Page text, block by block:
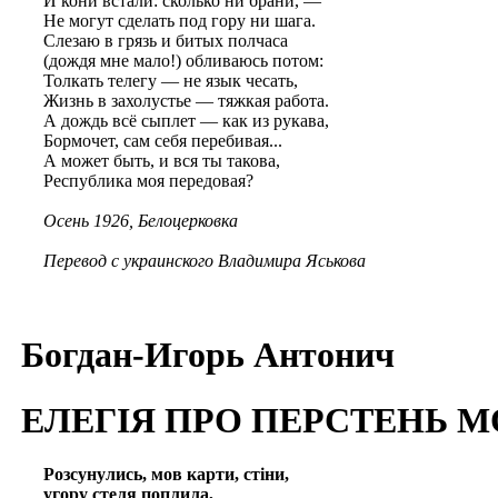
Не могут сделать под гору ни шага.
Слезаю в грязь и битых полчаса
(дождя мне мало!) обливаюсь потом:
Толкать телегу — не язык чесать,
Жизнь в захолустье — тяжкая работа.
А дождь всё сыплет — как из рукава,
Бормочет, сам себя перебивая...
А может быть, и вся ты такова,
Республика моя передовая?
Осень 1926, Белоцерковка
Перевод с украинского Владимира Яськова
Богдан-Игорь Антонич
ЕЛЕГІЯ ПРО ПЕРСТЕНЬ
Розсунулись, мов карти, стіни,
угору стеля поплила,